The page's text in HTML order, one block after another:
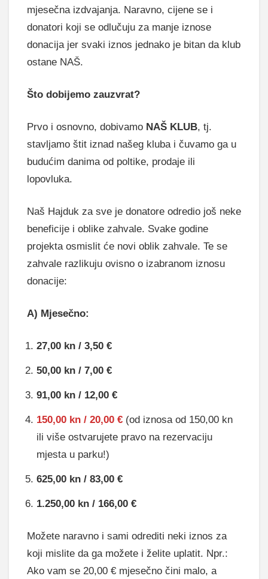
mjesečna izdvajanja. Naravno, cijene se i
donatori koji se odlučuju za manje iznose
donacija jer svaki iznos jednako je bitan da klub
ostane NAŠ.
Što dobijemo zauzvrat?
Prvo i osnovno, dobivamo NAŠ KLUB, tj.
stavljamo štit iznad našeg kluba i čuvamo ga u
budućim danima od poltike, prodaje ili
lopovluka.
Naš Hajduk za sve je donatore odredio još neke
beneficije i oblike zahvale. Svake godine
projekta osmislit će novi oblik zahvale. Te se
zahvale razlikuju ovisno o izabranom iznosu
donacije:
A) Mjesečno:
27,00 kn / 3,50 €
50,00 kn / 7,00 €
91,00 kn / 12,00 €
150,00 kn / 20,00 € (od iznosa od 150,00 kn
ili više ostvarujete pravo na rezervaciju
mjesta u parku!)
625,00 kn / 83,00 €
1.250,00 kn / 166,00 €
Možete naravno i sami odrediti neki iznos za
koji mislite da ga možete i želite uplatit. Npr.:
Ako vam se 20,00 € mjesečno čini malo, a